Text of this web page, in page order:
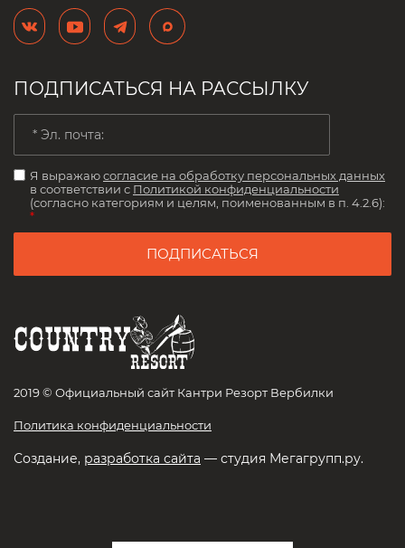
2019 © Официальный сайт Кантри Резорт Вербилки
Политика конфиденциальности
Создание, разработка сайта — студия Мегагрупп.ру.
ПОДПИСАТЬСЯ НА РАССЫЛКУ
Я выражаюсогласие на обработку персональных данных
в соответствии с Политикой конфиденциальности
(согласно категориям и целям, поименованным в п. 4.2.6):
*
ПОДПИСАТЬСЯ